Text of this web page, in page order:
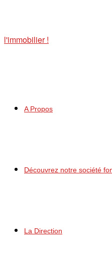
A Propos
Découvrez notre société
La Direction